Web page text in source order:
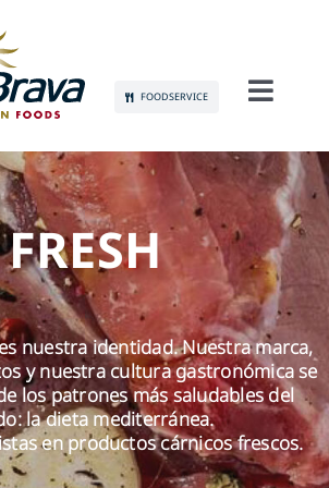
FOODSERVICE
FRESH
nuestra identidad. Nuestra marca,
y nuestra cultura gastronómica se
los patrones más saludables del
la dieta mediterránea.
en productos cárnicos frescos.